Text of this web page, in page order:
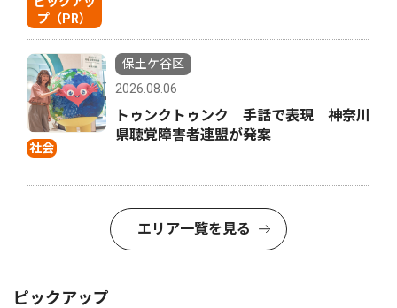
プ（PR）
社会
保土ケ谷区
2026.08.06
トゥンクトゥンク 手話で表現 神奈川
県聴覚障害者連盟が発案
エリア一覧を見る
ピックアップ